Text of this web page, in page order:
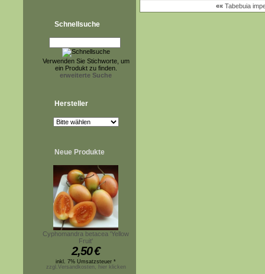
Schnellsuche
Verwenden Sie Stichworte, um
ein Produkt zu finden.
erweiterte Suche
Hersteller
Neue Produkte
Cyphomandra betacea 'Yellow
Fruit'
2,50€
inkl. 7% Umsatzsteuer *
zzgl.Versandkosten, hier klicken
«« Tabebuia